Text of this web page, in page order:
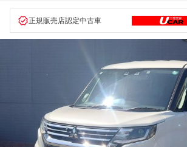
正規販売店認定中古車